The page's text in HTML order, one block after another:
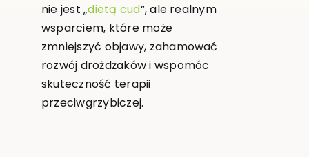
nie jest „dietą cud”, ale realnym
wsparciem, które może
zmniejszyć objawy, zahamować
rozwój drożdżaków i wspomóc
skuteczność terapii
przeciwgrzybiczej.